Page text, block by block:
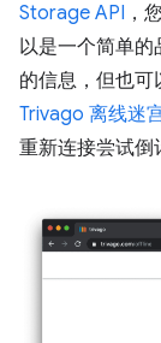
Storage API ，
以是一个简单
的信息，但也
Trivago 离线迷
重新连接尝试倒